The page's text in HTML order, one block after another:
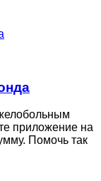
приложение на
Помочь так